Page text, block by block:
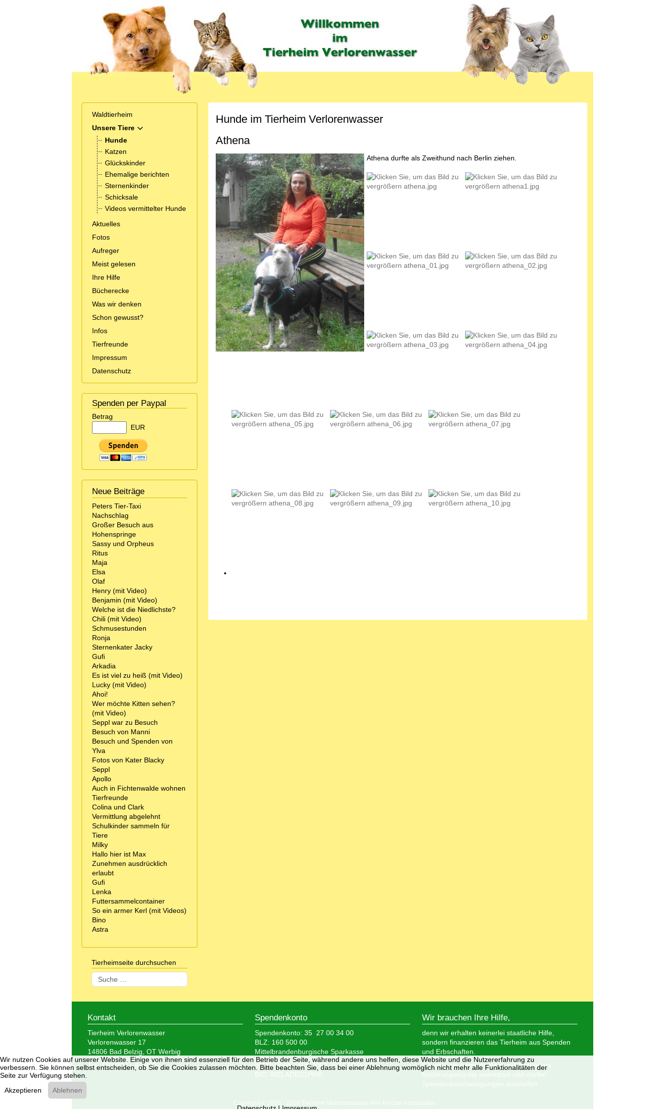
Waldtierheim
Unsere Tiere
MOD_MENU_TOGGLE_SUBMENU_LABEL
Hunde
Katzen
Glückskinder
Ehemalige berichten
Sternenkinder
Schicksale
Videos vermittelter Hunde
Aktuelles
Fotos
Aufreger
Meist gelesen
Ihre Hilfe
Bücherecke
Was wir denken
Schon gewusst?
Infos
Tierfreunde
Impressum
Datenschutz
Spenden per Paypal
Betrag
EUR
Neue Beiträge
Peters Tier-Taxi
Nachschlag
Großer Besuch aus
Hohenspringe
Sassy und Orpheus
Ritus
Maja
Elsa
Olaf
Henry (mit Video)
Benjamin (mit Video)
Welche ist die Niedlichste?
Chili (mit Video)
Schmusestunden
Ronja
Sternenkater Jacky
Gufi
Arkadia
Es ist viel zu heiß (mit Video)
Lucky (mit Video)
Ahoi!
Wer möchte Kitten sehen?
(mit Video)
Seppl war zu Besuch
Besuch von Manni
Besuch und Spenden von
Ylva
Fotos von Kater Blacky
Seppl
Apollo
Auch in Fichtenwalde wohnen
Tierfreunde
Colina und Clark
Vermittlung abgelehnt
Schulkinder sammeln für
Tiere
Milky
Hallo hier ist Max
Zunehmen ausdrücklich
erlaubt
Gufi
Lenka
Futtersammelcontainer
So ein armer Kerl (mit Videos)
Bino
Astra
Tierheimseite durchsuchen
Suchen
Hunde im Tierheim Verlorenwasser
Athena
Athena durfte als Zweithund nach Berlin ziehen.
Kontakt
Tierheim Verlorenwasser
Verlorenwasser 17
14806 Bad Belzig, OT Werbig
Tel.: 033 847 - 41 890
Spendenkonto
Spendenkonto: 35 27 00 34 00
BLZ: 160 500 00
Mittelbrandenburgische Sparkasse
IBAN: DE05 1605 0000 3527 0034 00
BIC: WELADED1PMB
Wir brauchen Ihre Hilfe,
denn wir erhalten keinerlei staatliche Hilfe,
sondern finanzieren das Tierheim aus Spenden
und Erbschaften.
Wir sind als gemeinnützig und besonders
förderungswürdig anerkannt und dürfen
Spendenbescheinigungen ausstellen.
Copyright © 2008 - 2026 Tierheim Verlorenwasser. Alle Rechte vorbehalten.
Wir nutzen Cookies auf unserer Website. Einige von ihnen sind essenziell für den Betrieb der Seite, während andere uns helfen, diese Website und die Nutzererfahrung zu
verbessern. Sie können selbst entscheiden, ob Sie die Cookies zulassen möchten. Bitte beachten Sie, dass bei einer Ablehnung womöglich nicht mehr alle Funktionalitäten der
Seite zur Verfügung stehen.
Akzeptieren
Ablehnen